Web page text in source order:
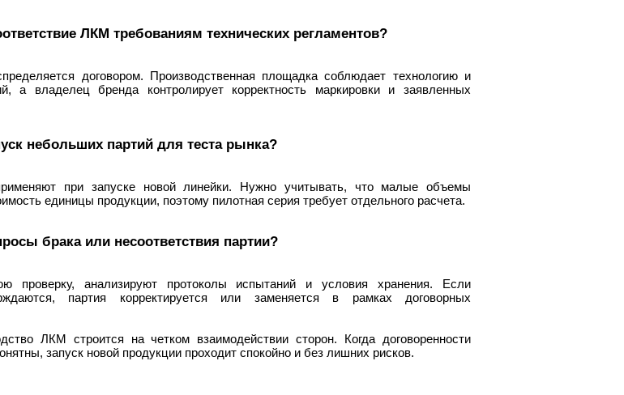
ЛКМ требованиям технических регламентов?
договором. Производственная площадка соблюдает технологию и
а владелец бренда контролирует корректность маркировки и заявленных
небольших партий для теста рынка?
при запуске новой линейки. Нужно учитывать, что малые объемы
единицы продукции, поэтому пилотная серия требует отдельного расчета.
брака или несоответствия партии?
проверку, анализируют протоколы испытаний и условия хранения. Если
партия корректируется или заменяется в рамках договорных
ЛКМ строится на четком взаимодействии сторон. Когда договоренности
запуск новой продукции проходит спокойно и без лишних рисков.